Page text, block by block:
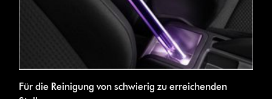
Für die Reinigung von schwierig zu erreichenden